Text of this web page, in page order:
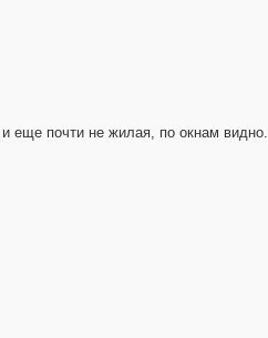
и еще почти не жилая, по окнам видно.